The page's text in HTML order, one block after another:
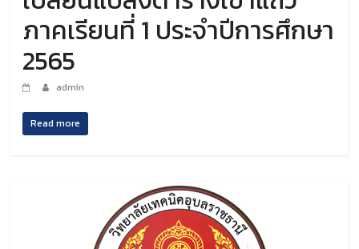
ภาคเรียนที่ 1 ประจำปีการศึกษา
2565
admin
Read more